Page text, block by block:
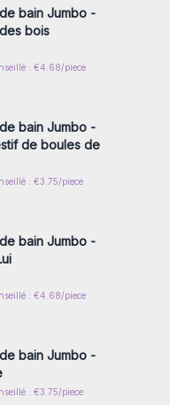
bain Jumbo -
bois
: €4.68/piece
vous ou inscrivez-
bain Jumbo -
de boules de
: €3.75/piece
vous ou inscrivez-
bain Jumbo -
: €4.68/piece
vous ou inscrivez-
bain Jumbo -
: €3.75/piece
vous ou inscrivez-